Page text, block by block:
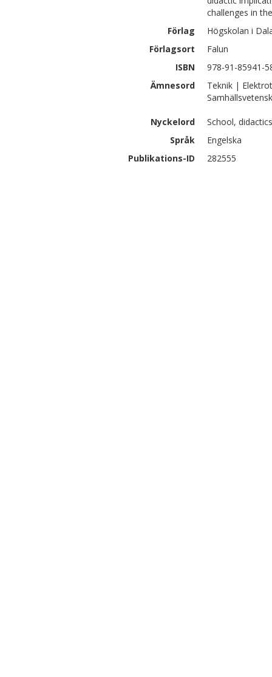
challenges in
Förlag
Högskolan i
Förlagsort
Falun
ISBN
978-91-85941-
Ämnesord
Teknik |
Nyckelord
School,
Språk
Engelska
Publikations-ID
282555